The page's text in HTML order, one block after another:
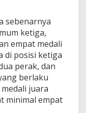
sebenarnya
ketiga,
empat medali
di posisi ketiga
perak, dan
berlaku
juara
minimal empat